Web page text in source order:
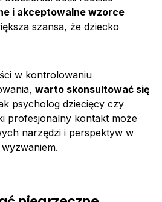
i akceptowalne wzorce
szansa, że dziecko
w kontrolowaniu
warto skonsultować się
psycholog dziecięcy czy
profesjonalny kontakt może
narzędzi i perspektyw w